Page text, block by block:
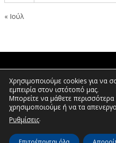
« Ιούλ
Χρησιμοποιούμε cookies για να
εμπειρία στον ιστότοπό μας.
Μπορείτε να μάθετε
χρησιμοποιούμε ή να τα
Ρυθμίσεις.